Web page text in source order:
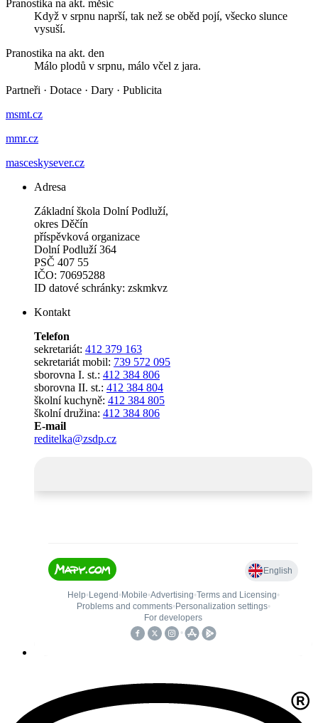
Pranostika na akt. měsíc
Když v srpnu naprší, tak než se oběd pojí, všecko slunce
vysuší.
Pranostika na akt. den
Málo plodů v srpnu, málo včel z jara.
Partneři · Dotace · Dary · Publicita
msmt.cz
mmr.cz
masceskysever.cz
Adresa
Základní škola Dolní Podluží,
okres Děčín
příspěvková organizace
Dolní Podluží 364
PSČ 407 55
IČO: 70695288
ID datové schránky: zskmkvz
Kontakt
Telefon
sekretariát: 412 379 163
sekretariát mobil: 739 572 095
sborovna I. st.: 412 384 806
sborovna II. st.: 412 384 804
školní kuchyně: 412 384 805
školní družina: 412 384 806
E-mail
reditelka@zsdp.cz